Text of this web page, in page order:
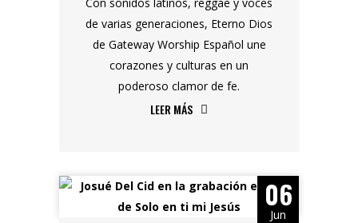
Con sonidos latinos, reggae y voces
de varias generaciones, Eterno Dios
de Gateway Worship Español une
corazones y culturas en un
poderoso clamor de fe.
LEER MÁS
06
Jun